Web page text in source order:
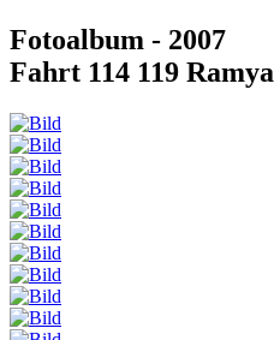
Fotoalbum - 2007
Fahrt 114 119 Ramya